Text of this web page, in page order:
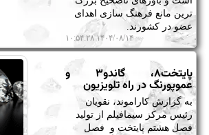
ترین مانع فرهنگ سازی اهدای
عضو در کشورند.
۱۴۰۴/۰۸/۱۴ ۱۰:۵۴:۲۸
پایتخت۸، گاندو۳ و
عموپورنگ در راه تلویزیون
به گزارش کاراموند، نقویان
رئیس مرکز سیمافیلم از تولید
فصل هشتم پایتخت و فصل